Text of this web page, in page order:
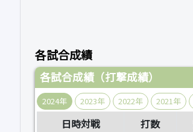
各試合成績
各試合成績（打撃成績）
2024年 2023年 2022年 2021年
日時対戦 打数